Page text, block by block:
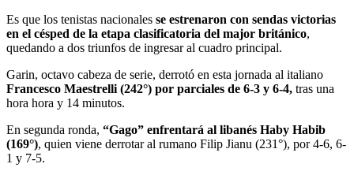
Es que los tenistas nacionales se estrenaron con sendas victorias
en el césped de la etapa clasificatoria del major británico,
quedando a dos triunfos de ingresar al cuadro principal.
Garin, octavo cabeza de serie, derrotó en esta jornada al italiano
Francesco Maestrelli (242°) por parciales de 6-3 y 6-4, tras una
hora hora y 14 minutos.
En segunda ronda, “Gago” enfrentará al libanés Haby Habib
(169°), quien viene derrotar al rumano Filip Jianu (231°), por 4-6, 6-
1 y 7-5.